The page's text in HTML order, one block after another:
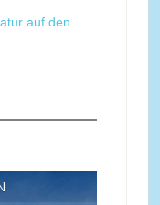
auf den